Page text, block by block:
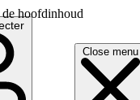
de hoofdinhoud
Close menu